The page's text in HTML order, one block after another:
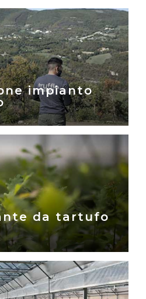
impianto
da tartufo